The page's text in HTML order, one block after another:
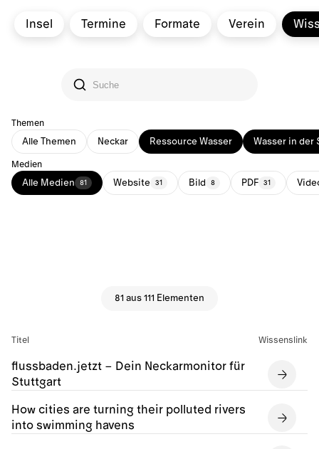
Insel Termine Formate Verein
Themen
Alle Themen Neckar Ressource Wasser Wasser in der
Medien
Alle Medien 81 Website 31 Bild 8 PDF 31
81 aus 111 Elementen
Titel Wissenslink
flussbaden.jetzt – Dein Neckarmonitor für
Stuttgart
How cities are turning their polluted rivers
into swimming havens